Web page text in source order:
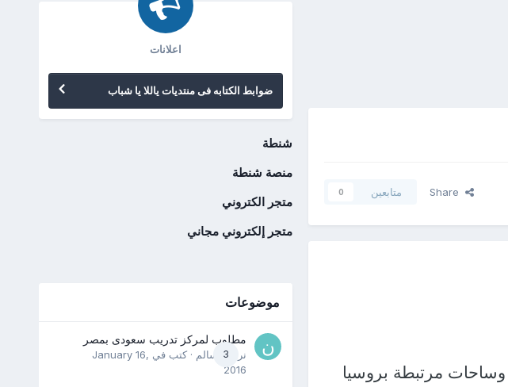
Share متابعين 0
مرتبطة بروسيا
اعلانات
ضوابط الكتابه فى منتديات ياللا يا شباب
شنطة
منصة شنطة
متجر الكتروني
متجر إلكتروني مجاني
موضوعات
3
مطلوب لمركز تدريب سعودى بمصر
نرمين سالم · كتب في January 16,
2016